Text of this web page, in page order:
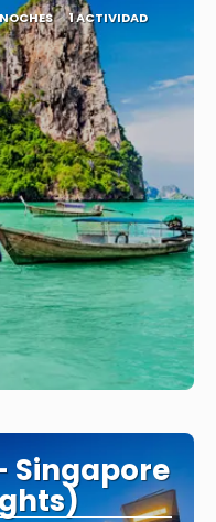
1 ACTIVIDAD
Singapore